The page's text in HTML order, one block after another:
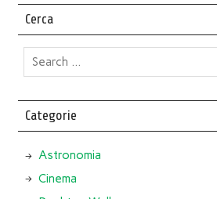
Cerca
Categorie
Astronomia
Cinema